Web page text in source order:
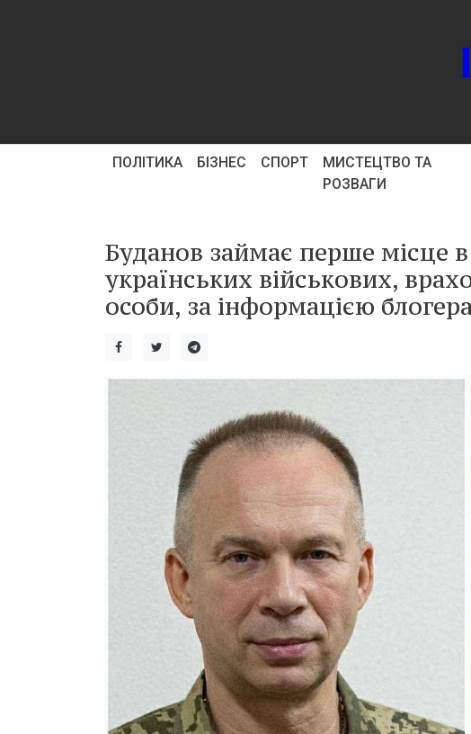
ПОЛІТИКА БІЗНЕС СПОРТ
МИСТЕЦТВО ТА
РОЗВАГИ
Буданов займає перше місце
українських військових,
особи, за інформацією